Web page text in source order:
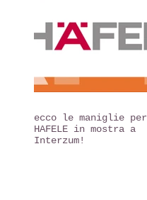
ecco le maniglie per
HAFELE in mostra a
Interzum!